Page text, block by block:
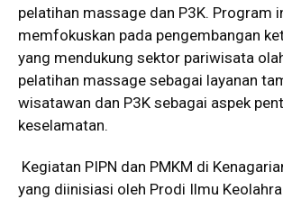
pelatihan massage dan P3K. Program
memfokuskan pada pengembangan
yang mendukung sektor pariwisata
pelatihan massage sebagai layanan
wisatawan dan P3K sebagai aspek
keselamatan.
Kegiatan PIPN dan PMKM di
yang diinisiasi oleh Prodi Ilmu